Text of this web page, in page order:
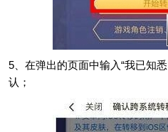
5、在弹出的页面中输入“我已知
认；